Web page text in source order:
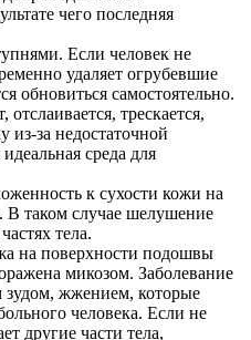
чего последняя
Если человек не
удаляет огрубевшие
обновиться самостоятельно.
отслаивается, трескается,
из-за недостаточной
среда для
к сухости кожи на
В таком случае шелушение
тела.
на поверхности подошвы
микозом. Заболевание
зудом, жжением, которые
человека. Если не
другие части тела,